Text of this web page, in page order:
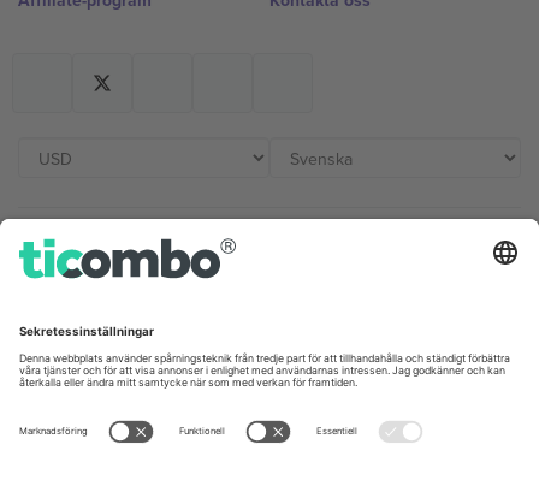
Kontor och support
Unter den Linden 24, 10117
Berlin, Germany
London, EC1V 1AW, United
Kingdom
United States
Switzerland